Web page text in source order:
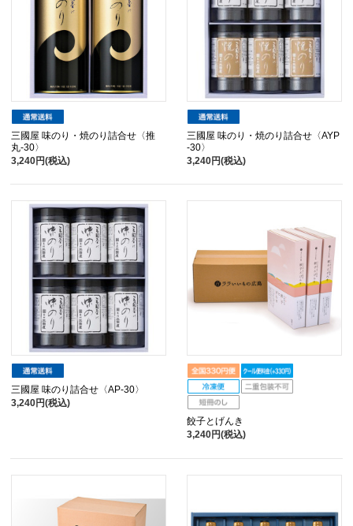
三國屋 味のり・焼のり詰合せ〈推
丸-30〉
3,240円(税込)
三國屋 味のり・焼のり詰合せ〈AYP
-30〉
3,240円(税込)
三國屋 味のり詰合せ〈AP-30〉
3,240円(税込)
餃子とげんき
3,240円(税込)